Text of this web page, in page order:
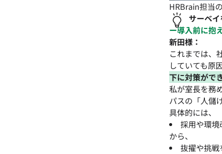
HRBrain担当
サーベ
ー導入前に抱
新田様：
これまでは、
していても原
下に対策がで
私が室長を務
パスの「人儲
具体的には、
採用や環
から、
抜擢や挑